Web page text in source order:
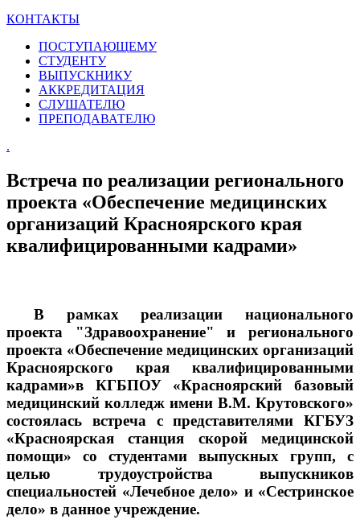
КОНТАКТЫ
ПОСТУПАЮЩЕМУ
СТУДЕНТУ
ВЫПУСКНИКУ
АККРЕДИТАЦИЯ
СЛУШАТЕЛЮ
ПРЕПОДАВАТЕЛЮ
.
Встреча по реализации регионального
проекта «Обеспечение медицинских
организаций Красноярского края
квалифицированными кадрами»
В рамках реализации национального
проекта "Здравоохранение" и регионального
проекта «Обеспечение медицинских организаций
Красноярского края квалифицированными
кадрами»в КГБПОУ «Красноярский базовый
медицинский колледж имени В.М. Крутовского»
состоялась встреча с представителями КГБУЗ
«Красноярская станция скорой медицинской
помощи» со студентами выпускных групп, с
целью трудоустройства выпускников
специальностей «Лечебное дело» и «Сестринское
дело» в данное учреждение.